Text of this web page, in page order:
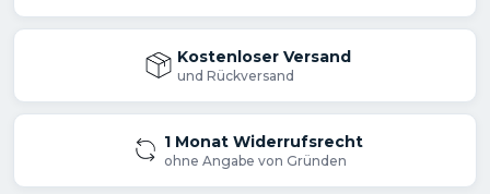
Kostenloser Versand
und Rückversand
1 Monat Widerrufsrecht
ohne Angabe von Gründen